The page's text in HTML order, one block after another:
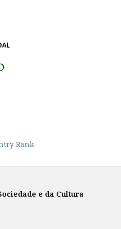
e da Cultura